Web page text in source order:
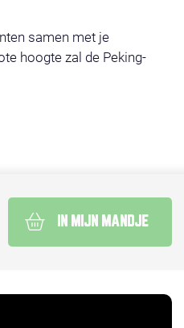
samen met je
hoogte zal de Peking-
IN MIJN MANDJE